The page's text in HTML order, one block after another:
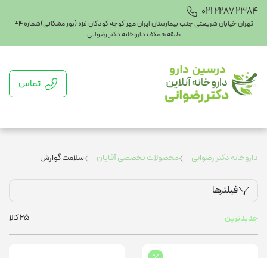
021 2287 2384
تهران خیابان شریعتی جنب بیمارستان ایران مهر کوچه کودکان غزه (پور مشکانی)شماره ۴۴
طبقه همکف داروخانه دکتر رضوانی
تماس
داروخانه دکتر رضوانی محصولات تخصصی آقایان سلامت گوارش
فیلترها
جدیدترین 25کالا